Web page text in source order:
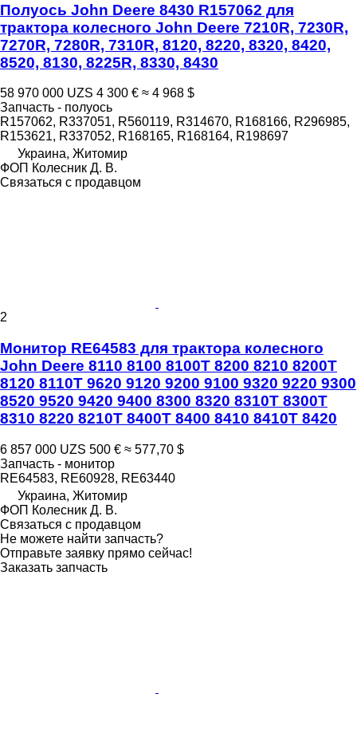
Полуось John Deere 8430 R157062 для
трактора колесного John Deere 7210R, 7230R,
7270R, 7280R, 7310R, 8120, 8220, 8320, 8420,
8520, 8130, 8225R, 8330, 8430
58 970 000 UZS 4 300 € ≈ 4 968 $
Запчасть - полуось
R157062, R337051, R560119, R314670, R168166, R296985,
R153621, R337052, R168165, R168164, R198697
Украина, Житомир
ФОП Колесник Д. В.
Связаться с продавцом
2
Монитор RE64583 для трактора колесного
John Deere 8110 8100 8100T 8200 8210 8200T
8120 8110T 9620 9120 9200 9100 9320 9220 9300
8520 9520 9420 9400 8300 8320 8310T 8300T
8310 8220 8210T 8400T 8400 8410 8410T 8420
6 857 000 UZS 500 € ≈ 577,70 $
Запчасть - монитор
RE64583, RE60928, RE63440
Украина, Житомир
ФОП Колесник Д. В.
Связаться с продавцом
Не можете найти запчасть?
Отправьте заявку прямо сейчас!
Заказать запчасть